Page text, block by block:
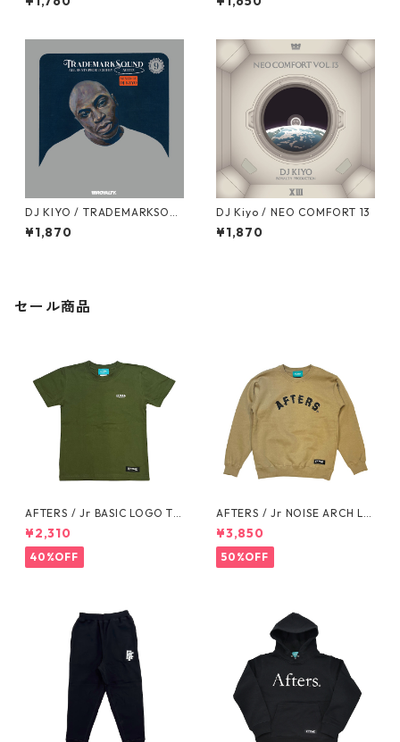
DJ KIYO / TRADEMARKSOU
ND VOL.9 "NOTTZ" [MIX CD]
¥1,870
DJ Kiyo / NEO COMFORT 13
¥1,870
セール商品
AFTERS / Jr BASIC LOGO TE
E
¥2,310
40%OFF
AFTERS / Jr NOISE ARCH LO
GO SWEAT
¥3,850
50%OFF